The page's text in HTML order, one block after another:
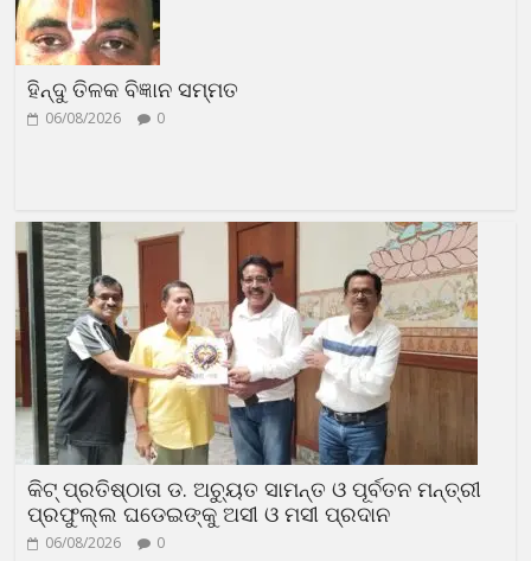
ହିନ୍ଦୁ ତିଳକ ବିଜ୍ଞାନ ସମ୍ମତ
06/08/2026 0
କିଟ୍ ପ୍ରତିଷ୍ଠାତା ଡ. ଅଚ୍ୟୁତ ସାମନ୍ତ ଓ ପୂର୍ବତନ ମନ୍ତ୍ରୀ
ପ୍ରଫୁଲ୍ଲ ଘଡେଇଙ୍କୁ ଅସୀ ଓ ମସୀ ପ୍ରଦାନ
06/08/2026 0